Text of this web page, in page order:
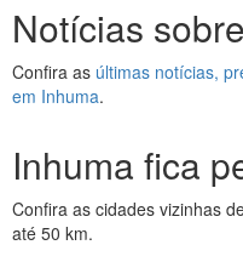
Notícias
Confira as últimas notícias,
em Inhuma.
Inhuma fica
Confira as cidades vizinhas
até 50 km.